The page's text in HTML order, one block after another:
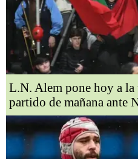
L.N. Alem pone hoy a la
partido de mañana ante